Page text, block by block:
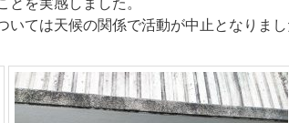
とを実感しました。
ては天候の関係で活動が中止となりまし